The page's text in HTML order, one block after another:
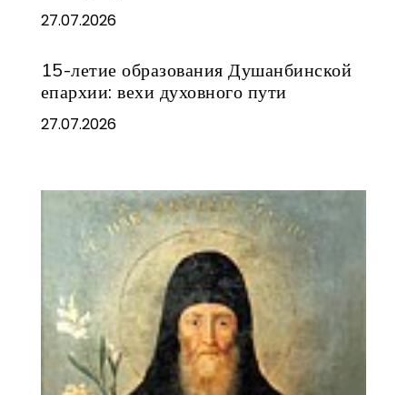
27.07.2026
15-летие образования Душанбинской
епархии: вехи духовного пути
27.07.2026